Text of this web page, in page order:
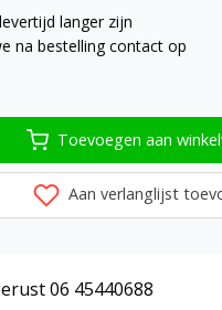
langer zijn
na bestelling contact op
Toevoegen aan
Aan verlanglijst
06 45440688